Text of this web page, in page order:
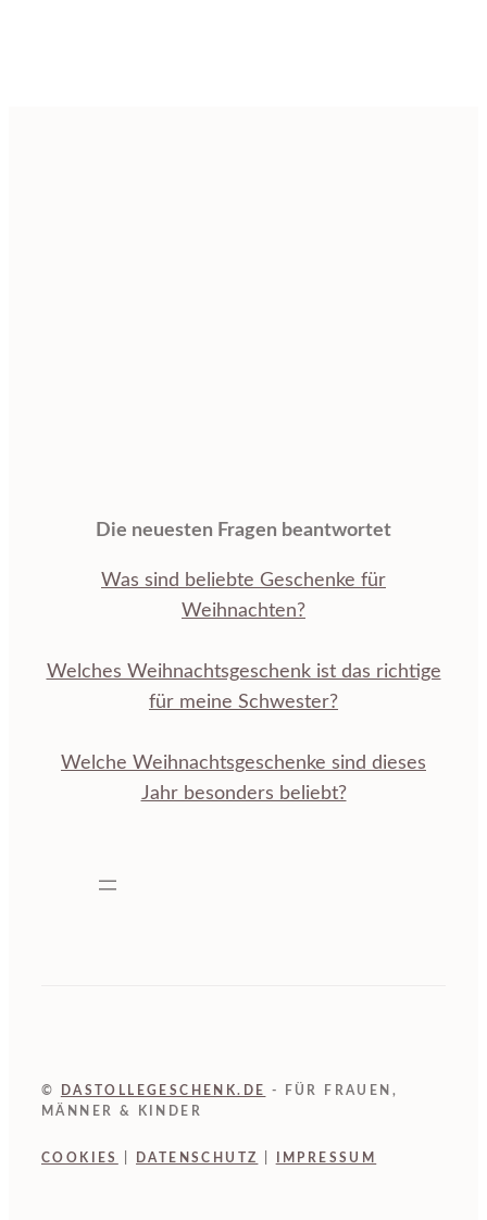
Die neuesten Fragen beantwortet
Was sind beliebte Geschenke für
Weihnachten?
Welches Weihnachtsgeschenk ist das richtige
für meine Schwester?
Welche Weihnachtsgeschenke sind dieses
Jahr besonders beliebt?
© DASTOLLEGESCHENK.DE
- FÜR FRAUEN,
MÄNNER & KINDER
COOKIES DATENSCHUTZ IMPRESSUM